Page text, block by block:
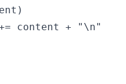
content + "\n"